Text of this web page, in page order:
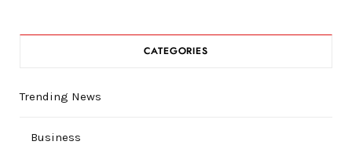
CATEGORIES
Trending News
Business